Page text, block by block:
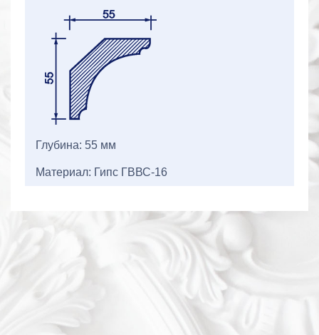
Глубина: 55 мм
Материал: Гипс ГВВС-16